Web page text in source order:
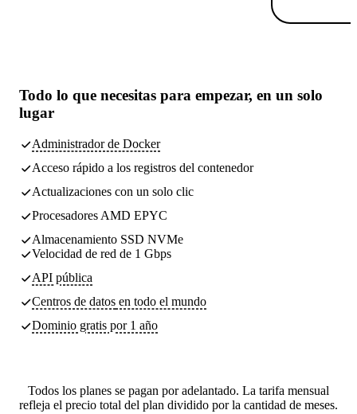
Todo lo que necesitas para empezar, en un solo
lugar
Administrador de Docker
Acceso rápido a los registros del contenedor
Actualizaciones con un solo clic
Procesadores AMD EPYC
Almacenamiento SSD NVMe
Velocidad de red de 1 Gbps
API pública
Centros de datos en todo el mundo
Dominio gratis por 1 año
Todos los planes se pagan por adelantado. La tarifa mensual
refleja el precio total del plan dividido por la cantidad de meses.